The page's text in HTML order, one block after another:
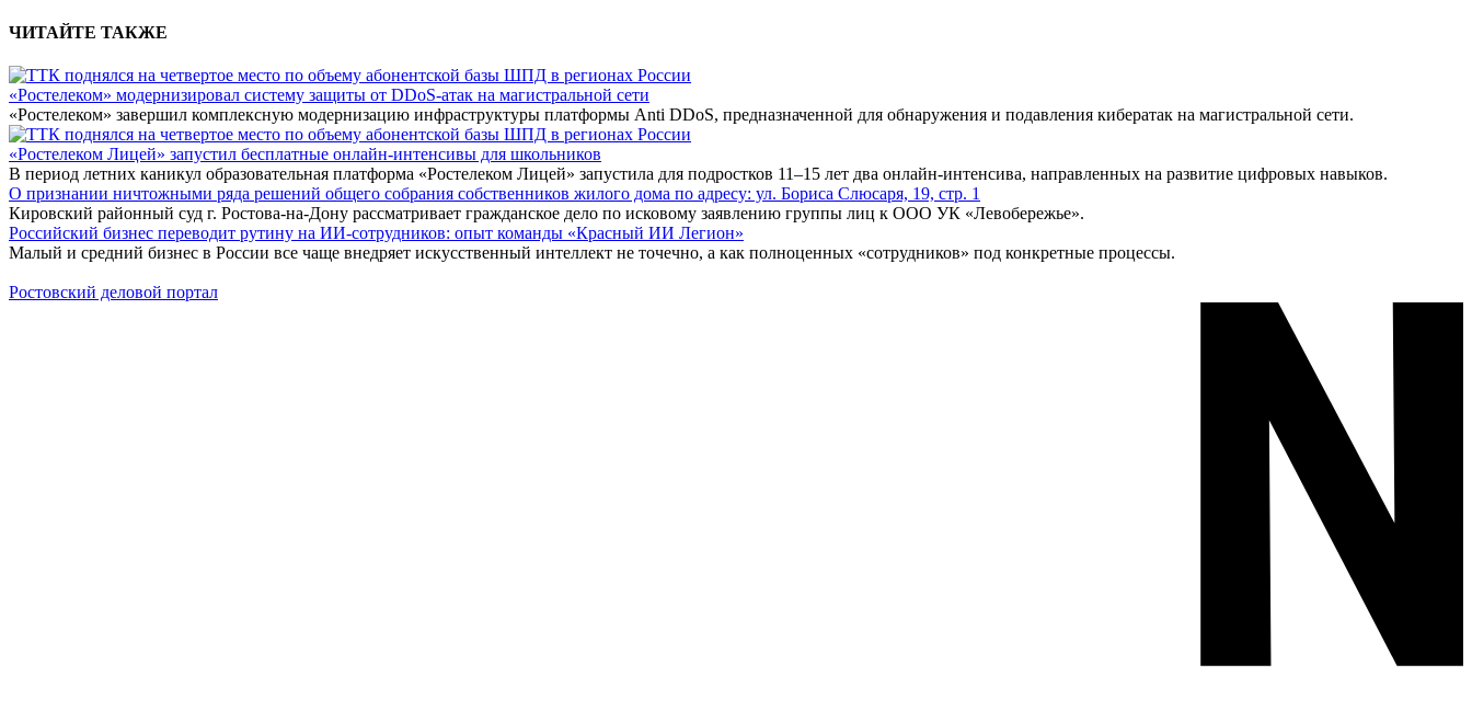
ЧИТАЙТЕ ТАКЖЕ
«Ростелеком» модернизировал систему защиты от DDoS-атак на магистральной сети
«Ростелеком» завершил комплексную модернизацию инфраструктуры платформы Anti DDoS, предназначенной для обнаружения и подавления кибератак на магистральной сети.
«Ростелеком Лицей» запустил бесплатные онлайн-интенсивы для школьников
В период летних каникул образовательная платформа «Ростелеком Лицей» запустила для подростков 11–15 лет два онлайн-интенсива, направленных на развитие цифровых навыков.
О признании ничтожными ряда решений общего собрания собственников жилого дома по адресу: ул. Бориса Слюсаря, 19, стр. 1
Кировский районный суд г. Ростова-на-Дону рассматривает гражданское дело по исковому заявлению группы лиц к ООО УК «Левобережье».
Российский бизнес переводит рутину на ИИ-сотрудников: опыт команды «Красный ИИ Легион»
Малый и средний бизнес в России все чаще внедряет искусственный интеллект не точечно, а как полноценных «сотрудников» под конкретные процессы.
Ростовский деловой портал